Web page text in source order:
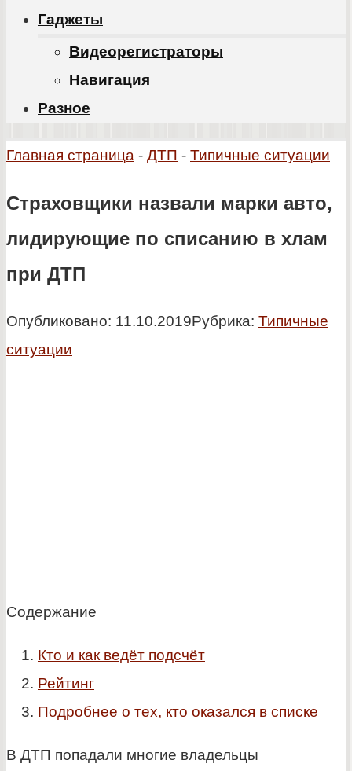
Гаджеты
Видеорегистраторы
Навигация
Разное
Главная страница - ДТП - Типичные ситуации
Страховщики назвали марки авто,
лидирующие по списанию в хлам
при ДТП
Опубликовано: 11.10.2019Рубрика: Типичные
ситуации
Содержание
Кто и как ведёт подсчёт
Рейтинг
Подробнее о тех, кто оказался в списке
В ДТП попадали многие владельцы